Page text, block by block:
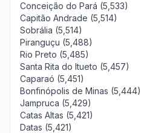
Conceição do Pará (5,533)
Capitão Andrade (5,514)
Sobrália (5,514)
Piranguçu (5,488)
Rio Preto (5,485)
Santa Rita do Itueto (5,457)
Caparaó (5,451)
Bonfinópolis de Minas (5,444)
Jampruca (5,429)
Catas Altas (5,421)
Datas (5,421)